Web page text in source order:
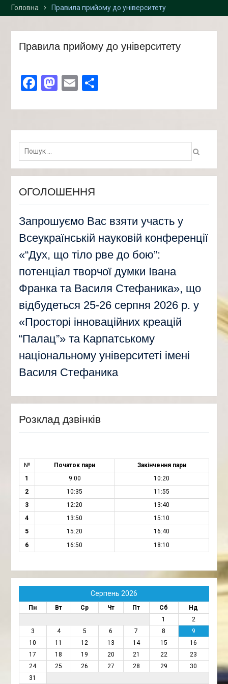
Головна Правила прийому до університету
Правила прийому до університету
Facebook
Mastodon
EmailПоділитися
Пошук:
ОГОЛОШЕННЯ
Запрошуємо Вас взяти участь у
Всеукраїнській науковій конференції
«“Дух, що тіло рве до бою”:
потенціал творчої думки Івана
Франка та Василя Стефаника», що
відбудеться 25-26 серпня 2026 р. у
«Просторі інноваційних креацій
“Палац”» та Карпатському
національному університеті імені
Василя Стефаника
Розклад дзвінків
№ Початок пари
Закінчення пари
1
9:00
10:20
2
10:35
11:55
3
12:20
13:40
4
13:50
15:10
5
15:20
16:40
6
16:50 18:10
Серпень 2026
Пн Вт Ср Чт Пт Сб
Нд
1
2
3
4 5 6 7 8
9
10
11 12 13 14 15
16
17
18 19 20 21 22
23
24
25 26 27 28 29
30
31